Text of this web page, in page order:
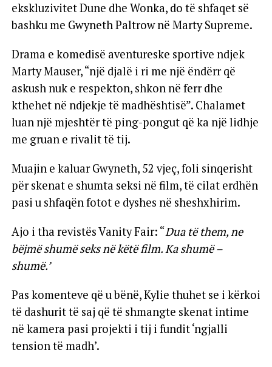
ekskluzivitet Dune dhe Wonka, do të shfaqet së
bashku me Gwyneth Paltrow në Marty Supreme.
Drama e komedisë aventureske sportive ndjek
Marty Mauser, “një djalë i ri me një ëndërr që
askush nuk e respekton, shkon në ferr dhe
kthehet në ndjekje të madhështisë”. Chalamet
luan një mjeshtër të ping-pongut që ka një lidhje
me gruan e rivalit të tij.
Muajin e kaluar Gwyneth, 52 vjeç, foli sinqerisht
për skenat e shumta seksi në film, të cilat erdhën
pasi u shfaqën fotot e dyshes në sheshxhirim.
Ajo i tha revistës Vanity Fair: “Dua të them, ne
bëjmë shumë seks në këtë film. Ka shumë –
shumë.’
Pas komenteve që u bënë, Kylie thuhet se i kërkoi
të dashurit të saj që të shmangte skenat intime
në kamera pasi projekti i tij i fundit ‘ngjalli
tension të madh’.